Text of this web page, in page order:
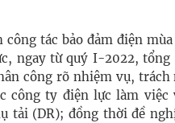
công tác bảo đảm điện
ngay từ quý I-2022, tổng
công rõ nhiệm vụ,
công ty điện lực làm việc
tải (DR); đồng thời đề